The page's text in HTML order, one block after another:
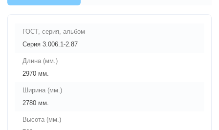
ГОСТ, серия, альбом
Серия 3.006.1-2.87
Длина (мм.)
2970 мм.
Ширина (мм.)
2780 мм.
Высота (мм.)